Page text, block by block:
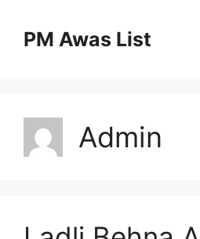
PM Awas List
Admin